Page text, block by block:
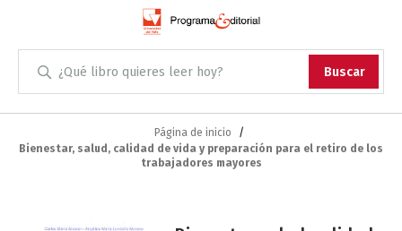
Buscar
Administración
Antropología
Arqueología
Skip
Content
Página de inicio
Bienestar, salud, calidad de vida y preparación para el retiro de los
trabajadores mayores
Saltar